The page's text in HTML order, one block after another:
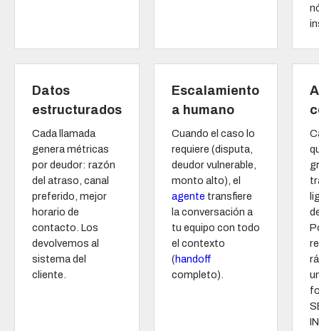
Datos
estructurados
Cada llamada
genera métricas
por deudor: razón
del atraso, canal
preferido, mejor
horario de
contacto. Los
devolvemos al
sistema del
cliente.
Escalamiento
a humano
Cuando el caso lo
requiere (disputa,
deudor vulnerable,
monto alto), el
agente transfiere
la conversación a
tu equipo con todo
el contexto
(handoff
completo).